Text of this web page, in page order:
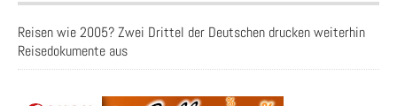
Reisen wie 2005? Zwei Drittel der Deutschen drucken weiterhin
Reisedokumente aus